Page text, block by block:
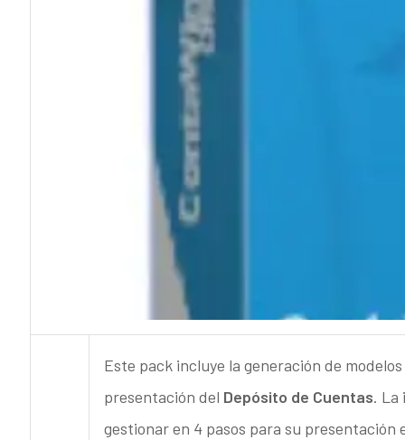
Este pack incluye la generación de
presentación del Depósito de Cuentas. La
gestionar en 4 pasos para su